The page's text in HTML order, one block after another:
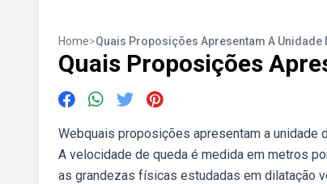
Home>Quais Proposições Apresentam A Unidade
Quais Proposições
Webquais proposições apresentam a
A velocidade de queda é medida em metros
as grandezas físicas estudadas em dilatação